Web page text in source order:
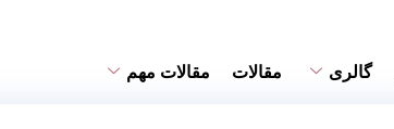
گالری مقالات مقالات مهم